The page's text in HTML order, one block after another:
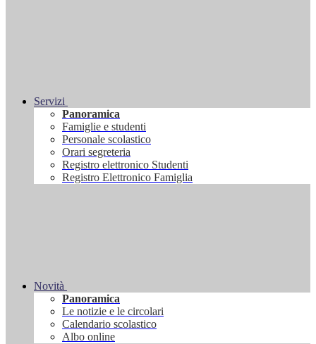
Servizi
Panoramica
Famiglie e studenti
Personale scolastico
Orari segreteria
Registro elettronico Studenti
Registro Elettronico Famiglia
Novità
Panoramica
Le notizie e le circolari
Calendario scolastico
Albo online